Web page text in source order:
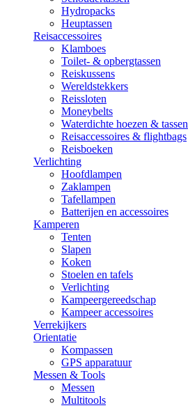
Hydropacks
Heuptassen
Reisaccessoires
Klamboes
Toilet- & opbergtassen
Reiskussens
Wereldstekkers
Reissloten
Moneybelts
Waterdichte hoezen & tassen
Reisaccessoires & flightbags
Reisboeken
Verlichting
Hoofdlampen
Zaklampen
Tafellampen
Batterijen en accessoires
Kamperen
Tenten
Slapen
Koken
Stoelen en tafels
Verlichting
Kampeergereedschap
Kampeer accessoires
Verrekijkers
Orientatie
Kompassen
GPS apparatuur
Messen & Tools
Messen
Multitools